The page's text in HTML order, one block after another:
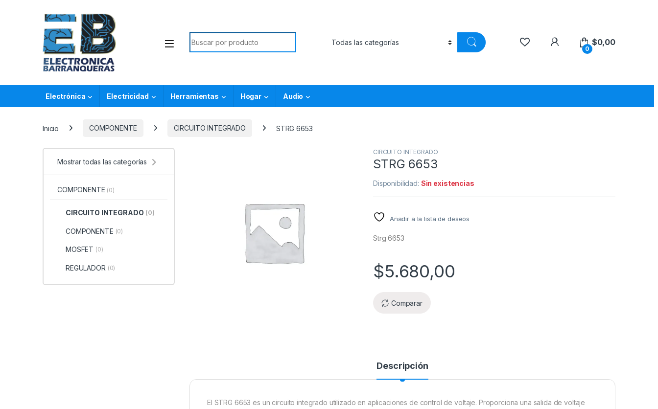
0
$0,00
Electrónica Electricidad Herramientas Hogar Audio
Inicio COMPONENTE CIRCUITO INTEGRADO STRG 6653
CIRCUITO INTEGRADO
STRG 6653
Disponibilidad: Sin existencias
Añadir a la lista de deseos
Strg 6653
$5.680,00
Comparar
Descripción
El STRG 6653 es un circuito integrado utilizado en aplicaciones de control de voltaje. Proporciona una salida de voltaje
Mostrar todas las categorías
COMPONENTE (0)
CIRCUITO INTEGRADO (0)
COMPONENTE (0)
MOSFET (0)
REGULADOR (0)